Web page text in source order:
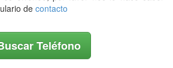
de contacto
Teléfono